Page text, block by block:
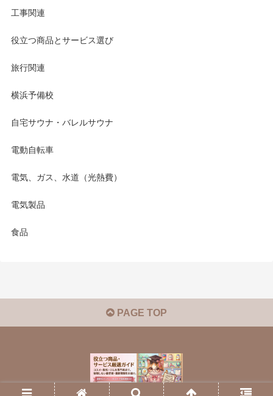
工事関連
役立つ商品とサービス選び
旅行関連
横浜予備校
自宅サウナ・バレルサウナ
電動自転車
電気、ガス、水道（光熱費）
電気製品
食品
PAGE TOP